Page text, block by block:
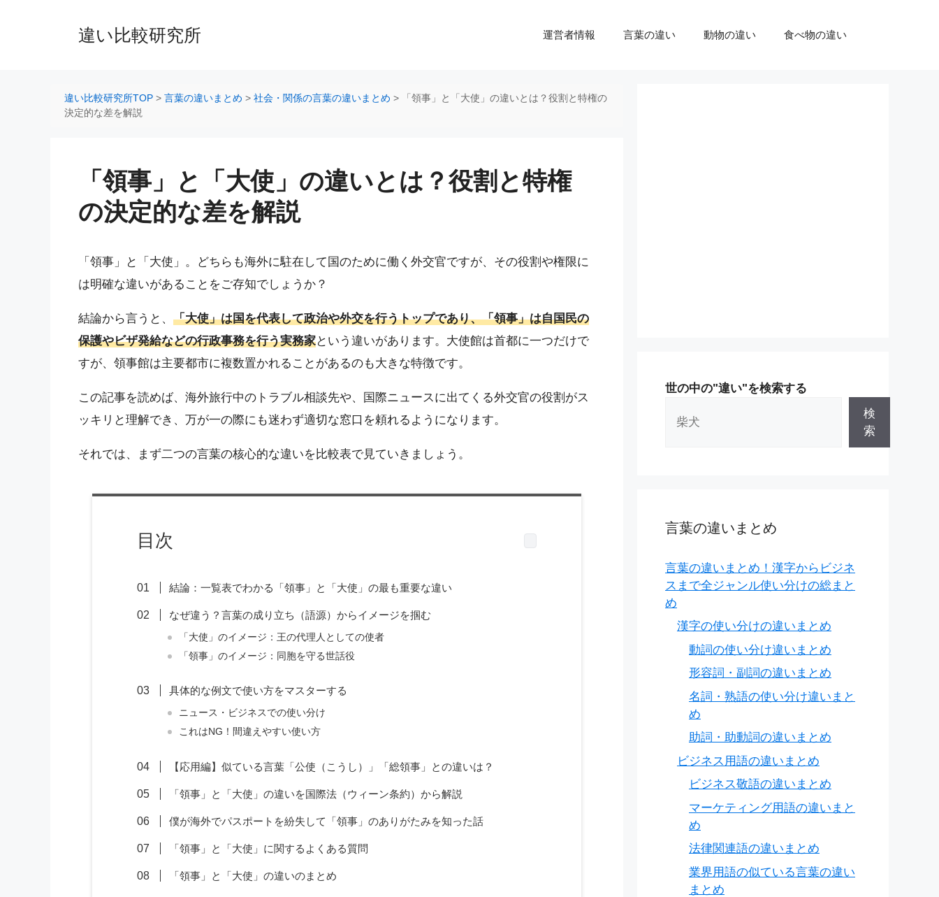
違い比較研究所 運営者情報 言葉の違い 動物の違い 食べ物の違い
違い比較研究所TOP > 言葉の違いまとめ > 社会・関係の言葉の違いまとめ >
「領事」と「大使」の違いとは？役割と特権の
決定的な差を解説
「領事」と「大使」の違いとは？役割と特権
の決定的な差を解説
「領事」と「大使」。どちらも海外に駐在して国のために働く外交官ですが、その役割や権限に
は明確な違いがあることをご存知でしょうか？
結論から言うと、 「大使」は国を代表して政治や外交を行うトップであり、「領事」は自国民の
保護やビザ発給などの行政事務を行う実務家という違いがあります。大使館は首都に一つだけで
すが、領事館は主要都市に複数置かれることがあるのも大きな特徴です。
この記事を読めば、海外旅行中のトラブル相談先や、国際ニュースに出てくる外交官の役割がス
ッキリと理解でき、万が一の際にも迷わず適切な窓口を頼れるようになります。
それでは、まず二つの言葉の核心的な違いを比較表で見ていきましょう。
目次
結論：一覧表でわかる「領事」と「大使」の最も重要な違い
なぜ違う？言葉の成り立ち（語源）からイメージを掴む
「大使」のイメージ：王の代理人としての使者
「領事」のイメージ：同胞を守る世話役
具体的な例文で使い方をマスターする
ニュース・ビジネスでの使い分け
これはNG！間違えやすい使い方
【応用編】似ている言葉「公使（こうし）」「総領事」との違いは？
「領事」と「大使」の違いを国際法（ウィーン条約）から解説
僕が海外でパスポートを紛失して「領事」のありがたみを知った話
「領事」と「大使」に関するよくある質問
「領事」と「大使」の違いのまとめ
世の中の"違い"を検索する
検
索
言葉の違いまとめ
言葉の違いまとめ！漢字からビジネ
スまで全ジャンル使い分けの総まと
め
漢字の使い分けの違いまとめ
動詞の使い分け違いまとめ
形容詞・副詞の違いまとめ
名詞・熟語の使い分け違いまと
め
助詞・助動詞の違いまとめ
ビジネス用語の違いまとめ
ビジネス敬語の違いまとめ
マーケティング用語の違いまと
め
法律関連語の違いまとめ
業界用語の似ている言葉の違い
まとめ